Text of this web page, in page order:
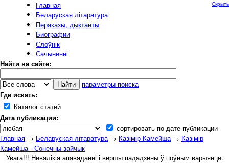
Главная
Беларуская літаратура
Пераказы, дыктанты
Биографии
Слоўнік
Сачыненні
Найти на сайте:
параметры поиска
Где искать:
Каталог статей
Дата публикации:
сортировать по дате публикации
Скрыть
Главная → Беларуская літаратура→ Казімір Камейша→ Казімір
Камейша - Сонечны зайчык
Увага!!! Невялікія апавяданні і вершы пададзены ў поўным варыянце.